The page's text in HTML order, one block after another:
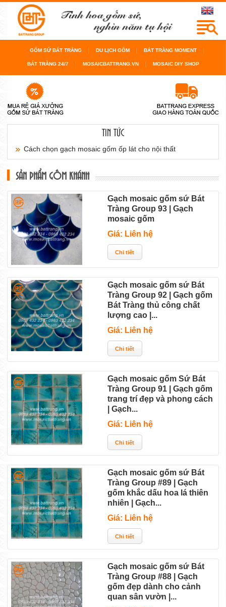
GỐM SỨ BÁT TRÀNG DU LỊCH GỐM BÁT TRÀNG MOMENT
BÁT TRÀNG 24/7 MOSAICBATTRANG.VN MOSAIC DIY SHOP
TIN TỨC
Cách chọn gạch mosaic gốm ốp lát cho nội thất
Nguyên tắc 10% khi lên số lượng gạch mosaic và ...
Tổ ấm của đôi bạn trẻ thăng hoa với khu phòng
bếp...
Tiếng reo ca của những viên gạch gốm men thủy...
5 Lý do chọn sử dụng "Gạch đặt" | Lý do chọn gạch...
Phương pháp chọn gạch gốm đẹp ốp lát sàn nhà
vừa...
Nhận diện cửa hàng gốm Khánh - Sứ Bát Tràng
2 điều cần biết sử dụng gạch mosaic gốm Bát
Tràng...
Thiết kế gạch ốp lát pha trộn gạch gốm men thủy...
SẢN PHẨM GỐM KHÁNH
Gạch mosaic gốm sứ Bát
Tràng Group 93 | Gạch
mosaic gốm
Giá: Liên hệ
Gạch mosaic gốm sứ Bát
Tràng Group 92 | Gạch gốm
Bát Tràng thủ công chất
lượng cao |...
Giá: Liên hệ
Gạch mosaic gốm Sứ Bát
Tràng Group 91 | Gạch gốm
trang trí đẹp và phong cách
| Gạch...
Giá: Liên hệ
Gạch mosaic gốm sứ Bát
Tràng Group #89 | Gạch
gốm khắc dấu hoa lá thiên
nhiên | Gạch...
Giá: Liên hệ
Gạch mosaic gốm sứ Bát
Tràng Group #88 | Gạch
gốm đẹp dành cho cảnh
quan sân vườn |...